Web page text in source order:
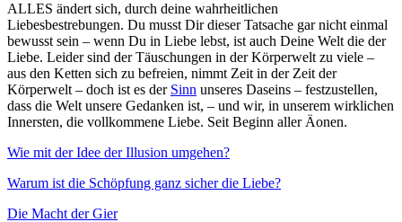
ALLES ändert sich, durch deine wahrheitlichen
Liebesbestrebungen. Du musst Dir dieser Tatsache gar nicht einmal
bewusst sein – wenn Du in Liebe lebst, ist auch Deine Welt die der
Liebe. Leider sind der Täuschungen in der Körperwelt zu viele –
aus den Ketten sich zu befreien, nimmt Zeit in der Zeit der
Körperwelt – doch ist es der Sinn unseres Daseins – festzustellen,
dass die Welt unsere Gedanken ist, – und wir, in unserem wirklichen
Innersten, die vollkommene Liebe. Seit Beginn aller Äonen.
Wie mit der Idee der Illusion umgehen?
Warum ist die Schöpfung ganz sicher die Liebe?
Die Macht der Gier